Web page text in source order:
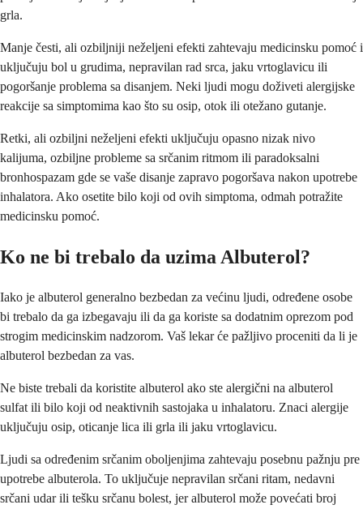
grla.
Manje česti, ali ozbiljniji neželjeni efekti zahtevaju medicinsku pomoć i
uključuju bol u grudima, nepravilan rad srca, jaku vrtoglavicu ili
pogoršanje problema sa disanjem. Neki ljudi mogu doživeti alergijske
reakcije sa simptomima kao što su osip, otok ili otežano gutanje.
Retki, ali ozbiljni neželjeni efekti uključuju opasno nizak nivo
kalijuma, ozbiljne probleme sa srčanim ritmom ili paradoksalni
bronhospazam gde se vaše disanje zapravo pogoršava nakon upotrebe
inhalatora. Ako osetite bilo koji od ovih simptoma, odmah potražite
medicinsku pomoć.
Ko ne bi trebalo da uzima Albuterol?
Iako je albuterol generalno bezbedan za većinu ljudi, određene osobe
bi trebalo da ga izbegavaju ili da ga koriste sa dodatnim oprezom pod
strogim medicinskim nadzorom. Vaš lekar će pažljivo proceniti da li je
albuterol bezbedan za vas.
Ne biste trebali da koristite albuterol ako ste alergični na albuterol
sulfat ili bilo koji od neaktivnih sastojaka u inhalatoru. Znaci alergije
uključuju osip, oticanje lica ili grla ili jaku vrtoglavicu.
Ljudi sa određenim srčanim oboljenjima zahtevaju posebnu pažnju pre
upotrebe albuterola. To uključuje nepravilan srčani ritam, nedavni
srčani udar ili tešku srčanu bolest, jer albuterol može povećati broj